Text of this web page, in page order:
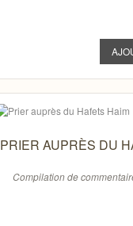
PRIER AUPRÈS DU
Compilation de